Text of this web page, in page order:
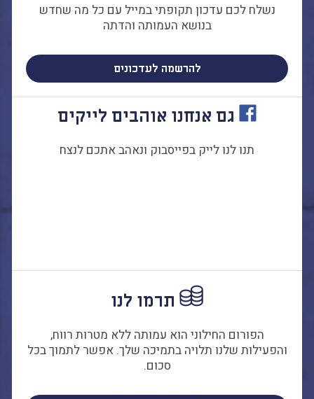
נשלח לכם עדכון תקופתי במייל עם כל מה שחדש
בנושא העמותה והדתה
להרשמה לעדכונים
גם אנחנו אוהבים לייקים
תנו לנו לייק בפייסבוק ונאהב אתכם לנצח
תרמו לנו
הפורום החילוני הוא עמותה ללא מטרות רווח,
והפעילות שלנו תלויה בתמיכה שלך. אפשר לתמוך בכל
סכום.